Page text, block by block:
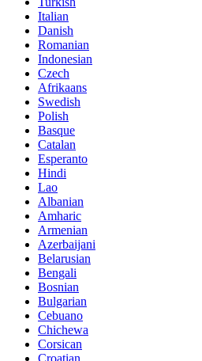
Italian
Danish
Romanian
Indonesian
Czech
Afrikaans
Swedish
Polish
Basque
Catalan
Esperanto
Hindi
Lao
Albanian
Amharic
Armenian
Azerbaijani
Belarusian
Bengali
Bosnian
Bulgarian
Cebuano
Chichewa
Corsican
Croatian